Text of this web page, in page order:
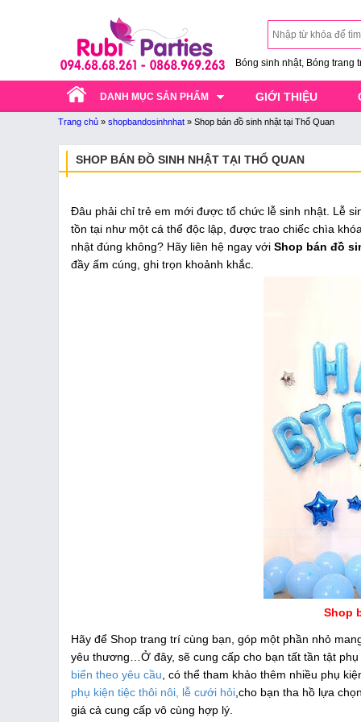
Bóng sinh nhật, Bóng trang
DANH MỤC SẢN PHẨM GIỚI THIỆU
Trang chủ » shopbandosinhnhat » Shop bán đồ sinh nhật tại Thổ Quan
SHOP BÁN ĐỒ SINH NHẬT TẠI THỔ QUAN
Đâu phải chỉ trẻ em mới được tổ chức lễ sinh nhật. Lễ
tồn tại như một cá thể độc lập, được trao chiếc chìa
nhật đúng không? Hãy liên hệ ngay với Shop bán đồ
đầy ấm cúng, ghi trọn khoảnh khắc.
Shop
Hãy để Shop trang trí cùng bạn, góp một phần nhỏ
yêu thương…Ở đây, sẽ cung cấp cho bạn tất tần tật
biển theo yêu cầu , có thể tham khảo thêm nhiều phụ
phụ kiện tiệc thôi nôi, lễ cưới hỏi ,cho bạn tha hồ lựa
giá cả cung cấp vô cùng hợp lý.